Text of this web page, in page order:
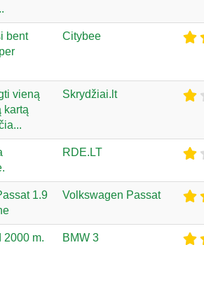
bent
Citybee
vieną
kartą
Skrydžiai.lt
RDE.LT
1.9
Volkswagen Passat
2000 m. BMW 3